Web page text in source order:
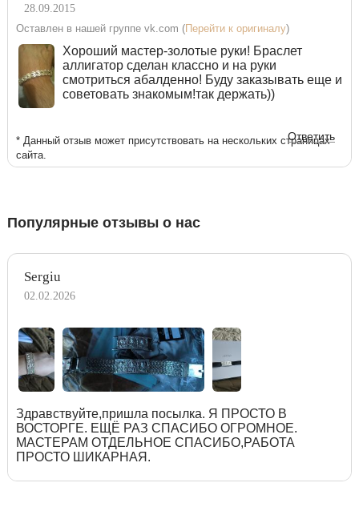
28.09.2015
Оставлен в нашей группе vk.com (Перейти к оригиналу)
Хороший мастер-золотые руки! Браслет
аллигатор сделан классно и на руки
смотриться абалденно! Буду заказывать еще и
советовать знакомым!так держать))
Ответить
* Данный отзыв может присутствовать на нескольких страницах
сайта.
Популярные отзывы о нас
Sergiu
02.02.2026
Здравствуйте,пришла посылка. Я ПРОСТО В
ВОСТОРГЕ. ЕЩЁ РАЗ СПАСИБО ОГРОМНОЕ.
МАСТЕРАМ ОТДЕЛЬНОЕ СПАСИБО,РАБОТА
ПРОСТО ШИКАРНАЯ.